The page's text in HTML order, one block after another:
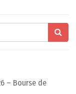
– Bourse de